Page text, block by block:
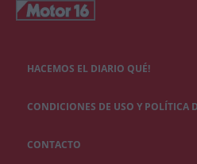
HACEMOS EL DIARIO QUÉ!
CONDICIONES DE USO Y POLÍTICA
CONTACTO